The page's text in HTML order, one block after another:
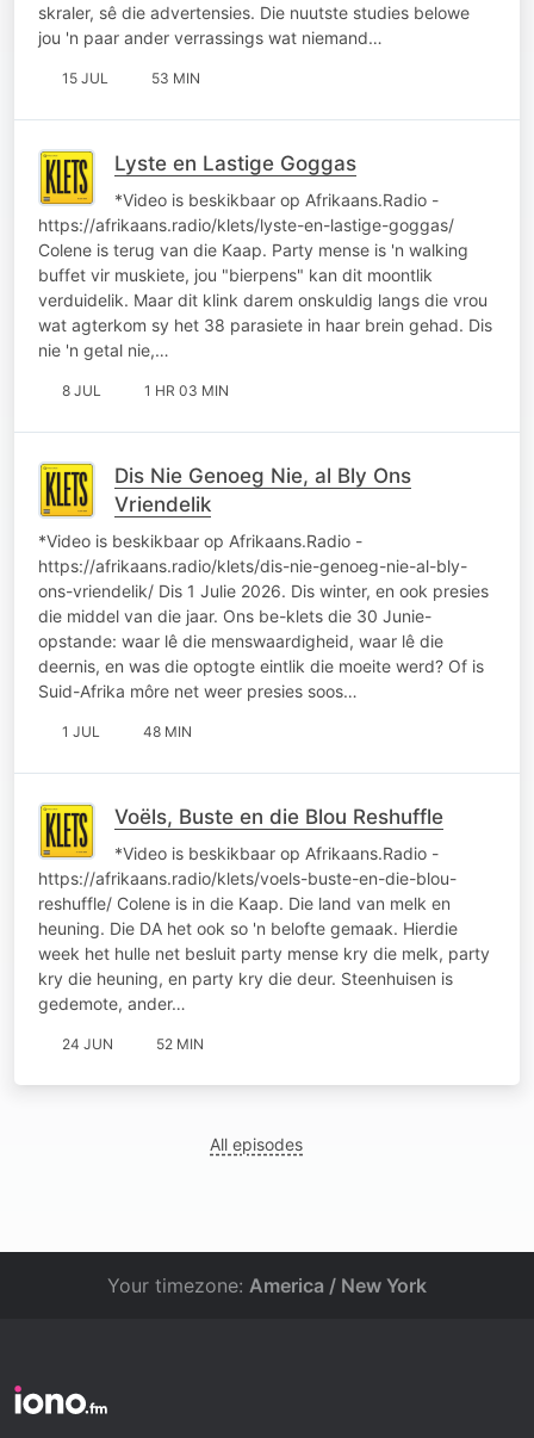
skraler, sê die advertensies. Die nuutste studies belowe
jou 'n paar ander verrassings wat niemand…
15 JUL 53 MIN
Lyste en Lastige Goggas
*Video is beskikbaar op Afrikaans.Radio -
https://afrikaans.radio/klets/lyste-en-lastige-goggas/
Colene is terug van die Kaap. Party mense is 'n walking
buffet vir muskiete, jou "bierpens" kan dit moontlik
verduidelik. Maar dit klink darem onskuldig langs die vrou
wat agterkom sy het 38 parasiete in haar brein gehad. Dis
nie 'n getal nie,…
8 JUL 1 HR 03 MIN
Dis Nie Genoeg Nie, al Bly Ons
Vriendelik
*Video is beskikbaar op Afrikaans.Radio -
https://afrikaans.radio/klets/dis-nie-genoeg-nie-al-bly-
ons-vriendelik/ Dis 1 Julie 2026. Dis winter, en ook presies
die middel van die jaar. Ons be-klets die 30 Junie-
opstande: waar lê die menswaardigheid, waar lê die
deernis, en was die optogte eintlik die moeite werd? Of is
Suid-Afrika môre net weer presies soos…
1 JUL 48 MIN
Voëls, Buste en die Blou Reshuffle
*Video is beskikbaar op Afrikaans.Radio -
https://afrikaans.radio/klets/voels-buste-en-die-blou-
reshuffle/ Colene is in die Kaap. Die land van melk en
heuning. Die DA het ook so 'n belofte gemaak. Hierdie
week het hulle net besluit party mense kry die melk, party
kry die heuning, en party kry die deur. Steenhuisen is
gedemote, ander…
24 JUN 52 MIN
All episodes
Your timezone: America / New York